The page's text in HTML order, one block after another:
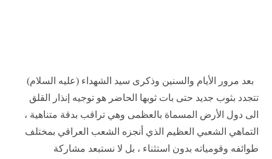
بعد مرور الأيام والسنين وذكرى سيد الشهداء (عليه السلام)
تتجدد بثوب جديد حتى بات ثوبها الحاضر هو توجيه إنذار القلق
الى دول الأرض المسماة بالعظمى وهي تراقب بدقة متناهية ،
التماهي الشعبي العظيم الذي أنجزه الشعب العراقي بمختلف
طوائفه وقومياته بدون استثناء ، بل لا نستبعد مشاركة